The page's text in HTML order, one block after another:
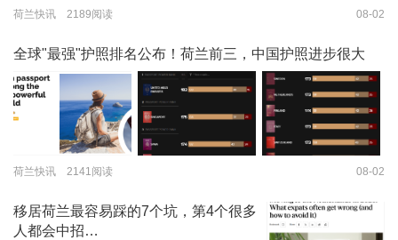
荷兰快讯 2189阅读 08-02
全球"最强"护照排名公布！荷兰前三，中国护照进步很大
荷兰快讯 2141阅读 08-02
移居荷兰最容易踩的7个坑，第4个很多
人都会中招…